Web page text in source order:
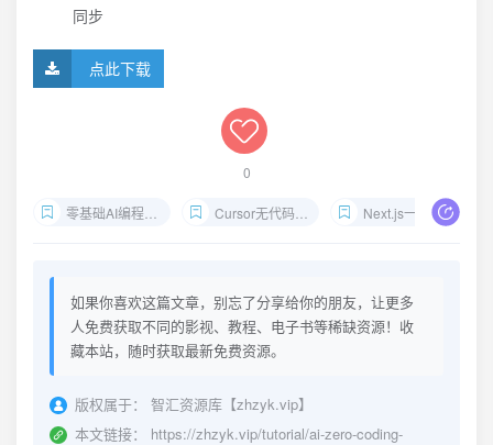
同步
点此下载
0
零基础AI编程教程 Cursor无代码开发 Next.js一键部署
如果你喜欢这篇文章，别忘了分享给你的朋友，让更多
人免费获取不同的影视、教程、电子书等稀缺资源！收
藏本站，随时获取最新免费资源。
版权属于：
智汇资源库【zhzyk.vip】
本文链接：
https://zhzyk.vip/tutorial/ai-zero-coding-